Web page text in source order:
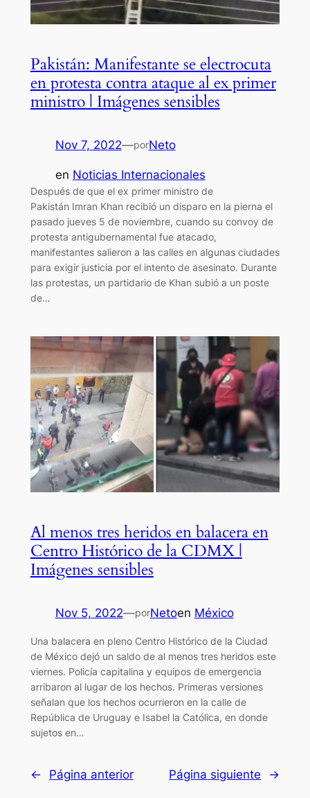
Pakistán: Manifestante se electrocuta
en protesta contra ataque al ex primer
ministro | Imágenes sensibles
Nov 7, 2022—porNeto
en Noticias Internacionales
Después de que el ex primer ministro de
Pakistán Imran Khan recibió un disparo en la pierna el
pasado jueves 5 de noviembre, cuando su convoy de
protesta antigubernamental fue atacado,
manifestantes salieron a las calles en algunas ciudades
para exigir justicia por el intento de asesinato. Durante
las protestas, un partidario de Khan subió a un poste
de…
Al menos tres heridos en balacera en
Centro Histórico de la CDMX |
Imágenes sensibles
Nov 5, 2022—porNetoen México
Una balacera en pleno Centro Histórico de la Ciudad
de México dejó un saldo de al menos tres heridos este
viernes. Policía capitalina y equipos de emergencia
arribaron al lugar de los hechos. Primeras versiones
señalan que los hechos ocurrieron en la calle de
República de Uruguay e Isabel la Católica, en donde
sujetos en…
← Página anterior Página siguiente →